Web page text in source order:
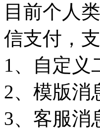
目前个人
信支付，
1、自定义
2、模版消
3、客服消